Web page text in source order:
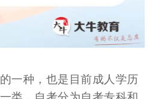
一种，也是目前成人学历